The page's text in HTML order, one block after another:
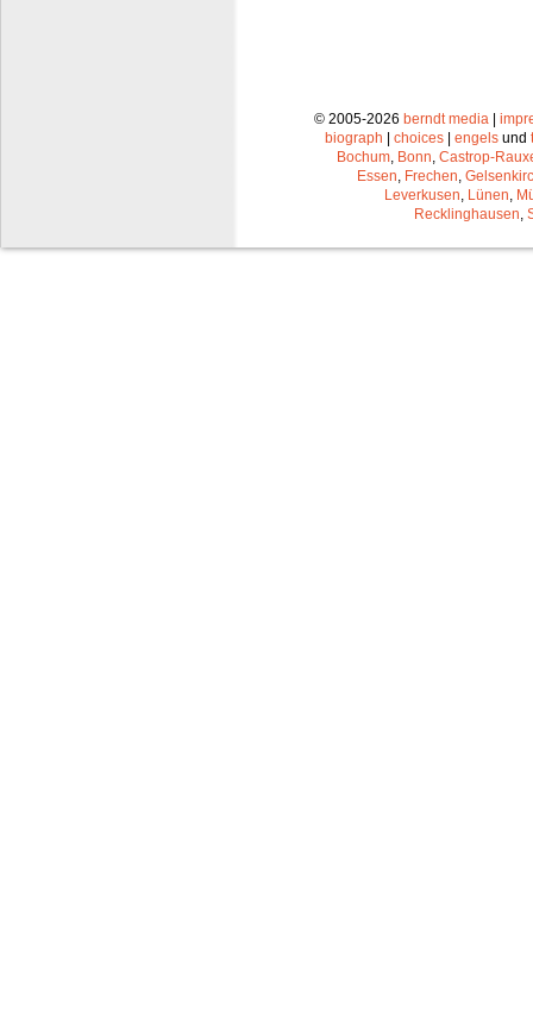
© 2005-2026 berndt media |
biograph | choices | engels und
Bochum Bonn Castrop-
Essen Frechen
Leverkusen Lünen
Recklinghausen